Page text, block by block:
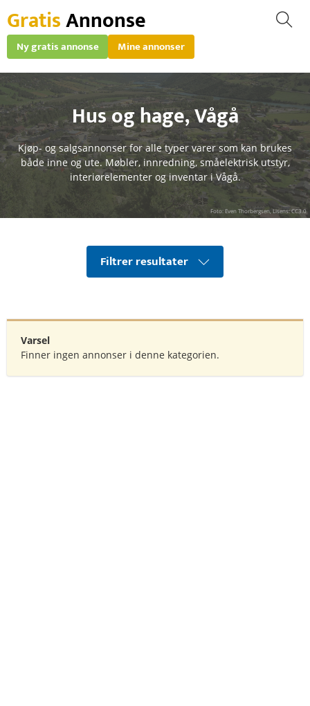
GratisAnnonse
Ny gratis annonse Mine annonser
Hus og hage,Vågå
Kjøp- og salgsannonser for alle typer varer som kan brukes
både inne og ute. Møbler, innredning, småelektrisk utstyr,
interiørelementer og inventar i Vågå.
Foto: Even Thorbergsen, Lisens: CC3.0
Filtrer resultater
Varsel
Finner ingen annonser i denne kategorien.